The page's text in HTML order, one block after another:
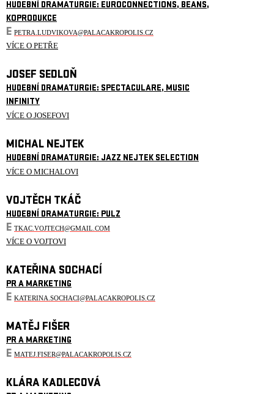
HUDEBNÍ DRAMATURGIE: EUROCONNECTIONS, BEANS,
KOPRODUKCE
E PETRA.LUDVIKOVA@PALACAKROPOLIS.CZ
VÍCE O PETŘE
JOSEF SEDLOŇ
HUDEBNÍ DRAMATURGIE: SPECTACULARE, MUSIC
INFINITY
VÍCE O JOSEFOVI
MICHAL NEJTEK
HUDEBNÍ DRAMATURGIE: JAZZ NEJTEK SELECTION
VÍCE O MICHALOVI
VOJTĚCH TKÁČ
HUDEBNÍ DRAMATURGIE: PULZ
E TKAC.VOJTECH@GMAIL.COM
VÍCE O VOJTOVI
KATEŘINA SOCHACÍ
PR A MARKETING
E KATERINA.SOCHACI@PALACAKROPOLIS.CZ
MATĚJ FIŠER
PR A MARKETING
E MATEJ.FISER@PALACAKROPOLIS.CZ
KLÁRA KADLECOVÁ